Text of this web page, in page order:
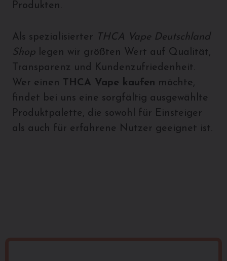
Produkten.
Als spezialisierter THCA Vape Deutschland
Shop legen wir größten Wert auf Qualität,
Transparenz und Kundenzufriedenheit.
Wer einen THCA Vape kaufen möchte,
findet bei uns eine sorgfältig ausgewählte
Produktpalette, die sowohl für Einsteiger
als auch für erfahrene Nutzer geeignet ist.